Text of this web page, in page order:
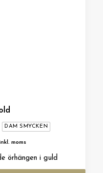
DAM SMYCKEN
moms
örhängen i guld